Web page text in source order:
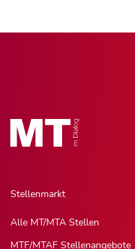
Stellenmarkt
Alle MT/MTA Stellen
MTF/MTAF Stellenangebote